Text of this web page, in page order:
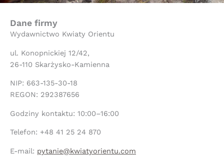
Dane firmy
Wydawnictwo Kwiaty Orientu
ul. Konopnickiej 12/42,
26-110 Skarżysko-Kamienna
NIP: 663-135-30-18
REGON: 292387656
Godziny kontaktu: 10:00–16:00
Telefon: +48 41 25 24 870
E-mail: pytanie@kwiatyorientu.com